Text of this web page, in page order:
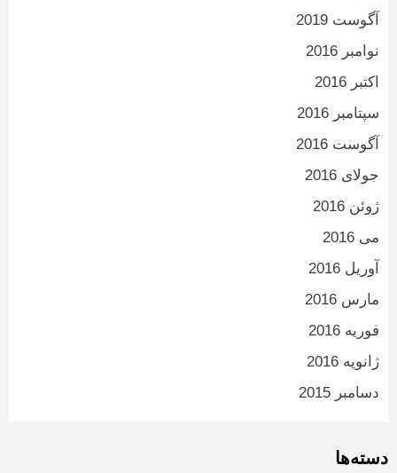
آگوست 2019
نوامبر 2016
اکتبر 2016
سپتامبر 2016
آگوست 2016
جولای 2016
ژوئن 2016
می 2016
آوریل 2016
مارس 2016
فوریه 2016
ژانویه 2016
دسامبر 2015
دسته‌ها